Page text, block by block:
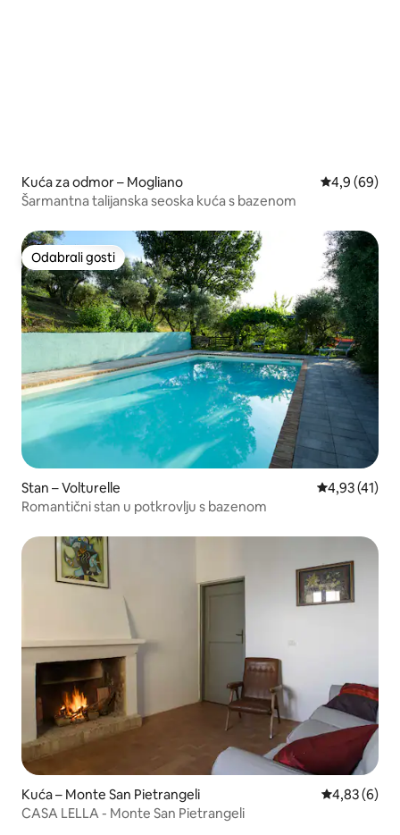
Kuća za odmor – Mogliano Prosječna
4,9 (69)
Šarmantna talijanska seoska kuća s bazenom
Odabrali gosti
Odabrali gosti
Stan – Volturelle Prosječna
4,93 (41)
Romantični stan u potkrovlju s bazenom
Kuća – Monte San Pietrangeli Prosječna
4,83 (6)
CASA LELLA - Monte San Pietrangeli